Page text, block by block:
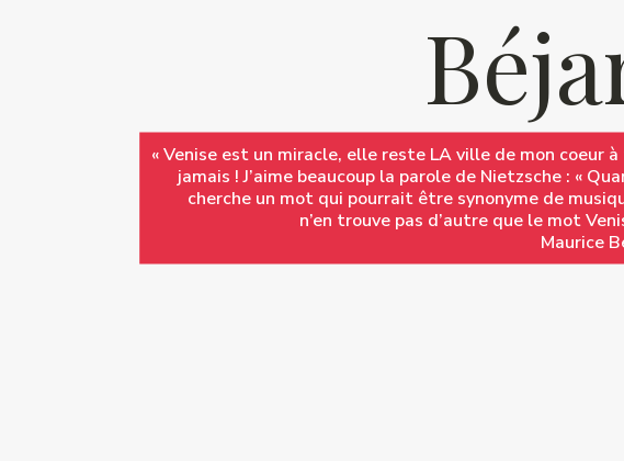
« Venise est un miracle, elle reste LA ville de mon coeur
jamais ! J’aime beaucoup la parole de Nietzsche : «
cherche un mot qui pourrait être synonyme de
n’en trouve pas d’autre que le mot
Maurice
« Venise est un miracle, elle reste LA ville de mon coeur
jamais ! J’aime beaucoup la parole de Nietzsche : «
cherche un mot qui pourrait être synonyme de
n’en trouve pas d’autre que le mot
Maurice